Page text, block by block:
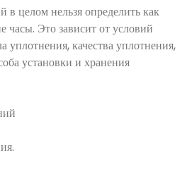
целом нельзя определить как
часы. Это зависит от условий
уплотнения, качества уплотнения,
установки и хранения